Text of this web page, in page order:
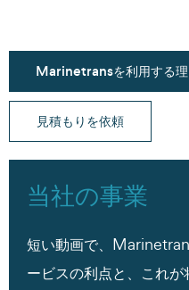
Marinetransを利用する
見積もりを依頼
当社の事業
短い動画で、
ービスの利点と、これ